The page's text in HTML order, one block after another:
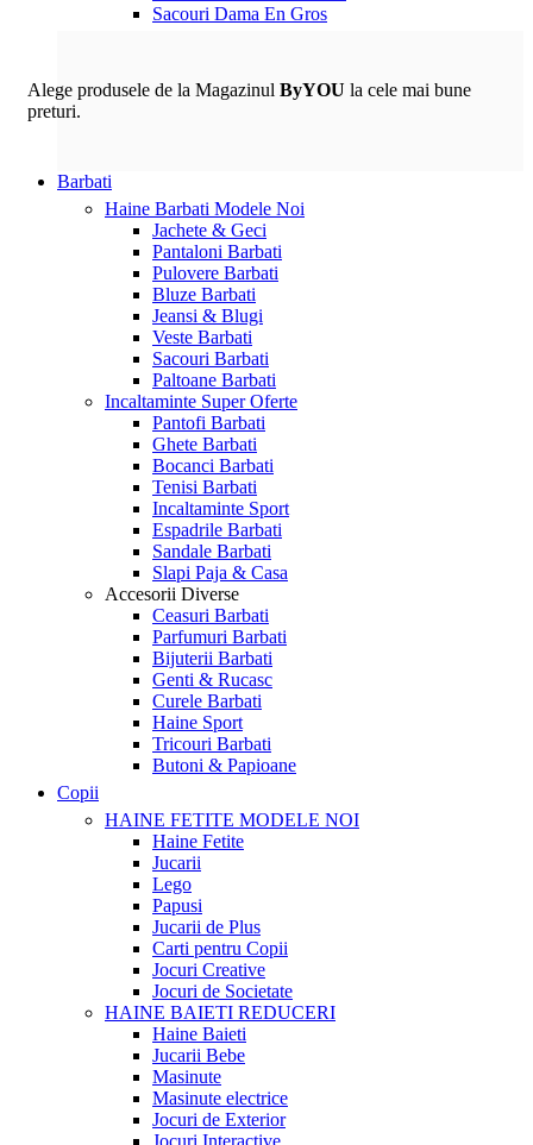
Sacouri Dama En Gros
Alege produsele de la Magazinul ByYOU la cele mai bune
preturi.
Barbati
Haine Barbati Modele Noi
Jachete & Geci
Pantaloni Barbati
Pulovere Barbati
Bluze Barbati
Jeansi & Blugi
Veste Barbati
Sacouri Barbati
Paltoane Barbati
Incaltaminte Super Oferte
Pantofi Barbati
Ghete Barbati
Bocanci Barbati
Tenisi Barbati
Incaltaminte Sport
Espadrile Barbati
Sandale Barbati
Slapi Paja & Casa
Accesorii Diverse
Ceasuri Barbati
Parfumuri Barbati
Bijuterii Barbati
Genti & Rucasc
Curele Barbati
Haine Sport
Tricouri Barbati
Butoni & Papioane
Copii
HAINE FETITE MODELE NOI
Haine Fetite
Jucarii
Lego
Papusi
Jucarii de Plus
Carti pentru Copii
Jocuri Creative
Jocuri de Societate
HAINE BAIETI REDUCERI
Haine Baieti
Jucarii Bebe
Masinute
Masinute electrice
Jocuri de Exterior
Jocuri Interactive